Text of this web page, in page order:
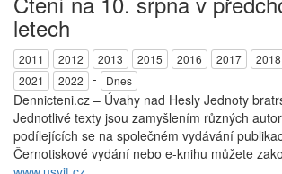
letech
2011 2012 2013 2015 2016 2017 2018
2021
2022 - Dnes
Dennicteni.cz – Úvahy nad Hesly Jednoty
Jednotlivé texty jsou zamyšlením různých
podílejících se na společném vydávání
Černotiskové vydání nebo e-knihu můžete